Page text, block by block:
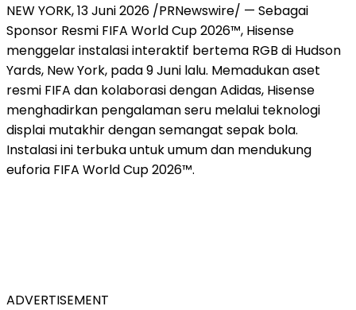
NEW YORK, 13 Juni 2026 /PRNewswire/ — Sebagai
Sponsor Resmi FIFA World Cup 2026™, Hisense
menggelar instalasi interaktif bertema RGB di Hudson
Yards, New York, pada 9 Juni lalu. Memadukan aset
resmi FIFA dan kolaborasi dengan Adidas, Hisense
menghadirkan pengalaman seru melalui teknologi
displai mutakhir dengan semangat sepak bola.
Instalasi ini terbuka untuk umum dan mendukung
euforia FIFA World Cup 2026™.
ADVERTISEMENT